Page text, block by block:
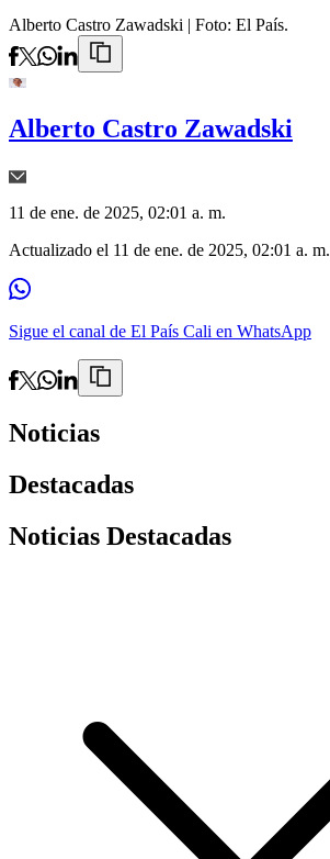
Alberto Castro Zawadski | Foto: El País.
Alberto Castro Zawadski
11 de ene. de 2025, 02:01 a. m.
Actualizado el 11 de ene. de 2025, 02:01 a. m.
Sigue el canal de El País Cali en WhatsApp
Noticias
Destacadas
Noticias Destacadas